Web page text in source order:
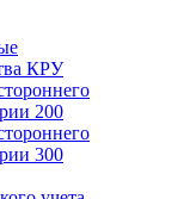
КРУ
200
300